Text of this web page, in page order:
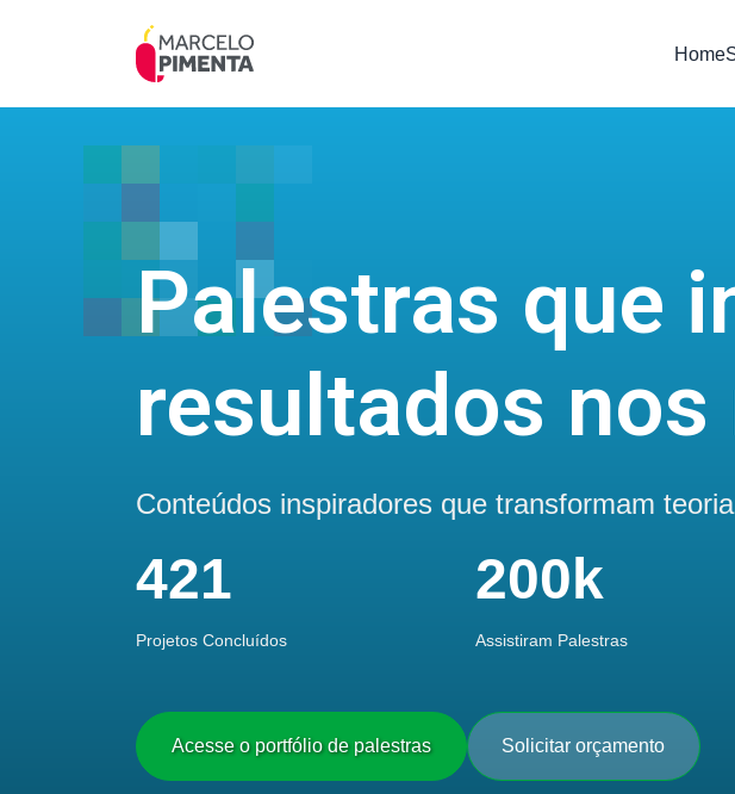
Home
Palestras que
resultados
Conteúdos inspiradores que transformam
421
Projetos Concluídos
200k
Assistiram Palestras
Acesse o portfólio de palestras Solicitar orçamento